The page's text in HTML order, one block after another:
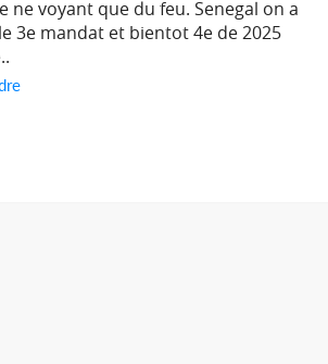
voyant que du feu. Senegal on a
3e mandat et bientot 4e de 2025